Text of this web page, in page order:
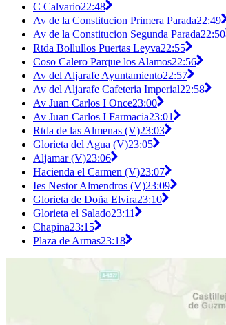
C Calvario22:48
Av de la Constitucion Primera Parada22:49
Av de la Constitucion Segunda Parada22:50
Rtda Bollullos Puertas Leyva22:55
Coso Calero Parque los Alamos22:56
Av del Aljarafe Ayuntamiento22:57
Av del Aljarafe Cafeteria Imperial22:58
Av Juan Carlos I Once23:00
Av Juan Carlos I Farmacia23:01
Rtda de las Almenas (V)23:03
Glorieta del Agua (V)23:05
Aljamar (V)23:06
Hacienda el Carmen (V)23:07
Ies Nestor Almendros (V)23:09
Glorieta de Doña Elvira23:10
Glorieta el Salado23:11
Chapina23:15
Plaza de Armas23:18